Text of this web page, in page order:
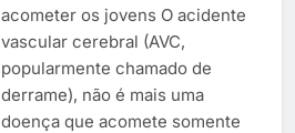
acometer os jovens O acidente
vascular cerebral (AVC,
popularmente chamado de
derrame), não é mais uma
doença que acomete somente